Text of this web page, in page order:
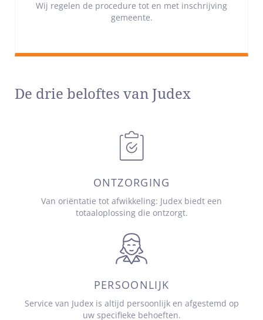
Wij regelen de procedure tot en met inschrijving
gemeente.
De drie beloftes van Judex
ONTZORGING
Van oriëntatie tot afwikkeling: Judex biedt een
totaaloplossing die ontzorgt.
PERSOONLIJK
Service van Judex is altijd persoonlijk en afgestemd op
uw specifieke behoeften.